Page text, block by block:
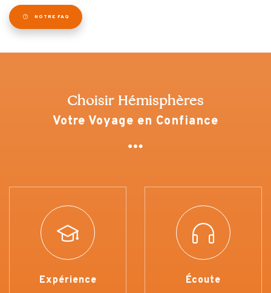
NOTRE FAQ
Choisir Hémisphères
Votre Voyage en Confiance
Expérience Écoute